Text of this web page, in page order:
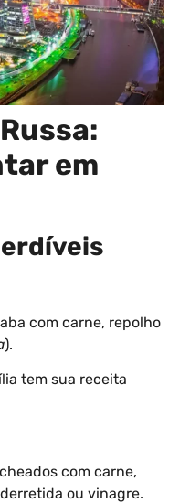
em
com carne, repolho
).
tem sua receita
com carne,
ou vinagre.